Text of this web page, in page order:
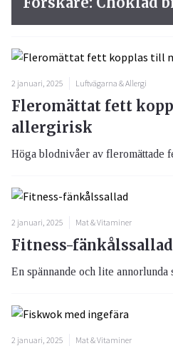
2 januari, 2025 Luftvägarna & Allergi
Fleromättat fett
allergirisk
Höga blodnivåer av fleromättade
2 januari, 2025 Mat & Vitaminer
Fitness-fänkålssallad
En spännande och lite annorlunda
2 januari, 2025 Mat & Vitaminer